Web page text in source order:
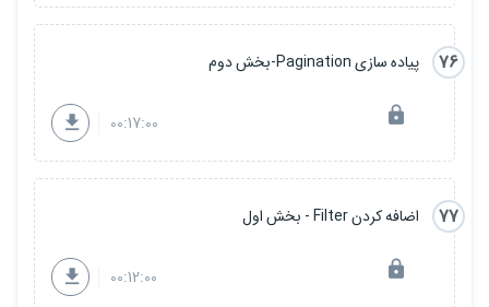
76 پیاده سازی Pagination-بخش دوم
00:17:00
77 اضافه کردن Filter - بخش اول
00:12:00